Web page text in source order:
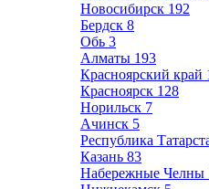
Новосибирск 192
Бердск 8
Обь 3
Алматы 193
Красноярский край
Красноярск 128
Норильск 7
Ачинск 5
Республика
Казань 83
Набережные Челны